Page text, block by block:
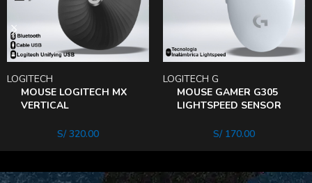
MOUSE LOGITECH MX
VERTICAL
BLUETOOTH WIRELESS
LOGITECH
S/320.00
MOUSE GAMER G305
LIGHTSPEED SENSOR
BLANCO
LOGITECH G
S/170.00